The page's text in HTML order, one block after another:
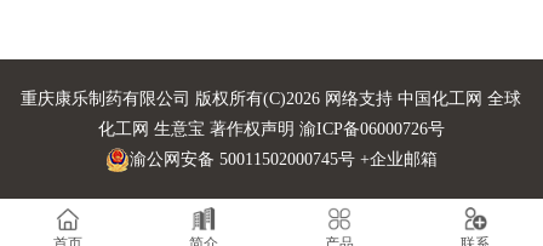
重庆康乐制药有限公司 版权所有(C)2026 网络支持中国化工网 全球
化工网 生意宝 著作权声明 渝ICP备06000726号
渝公网安备 50011502000745号 +企业邮箱